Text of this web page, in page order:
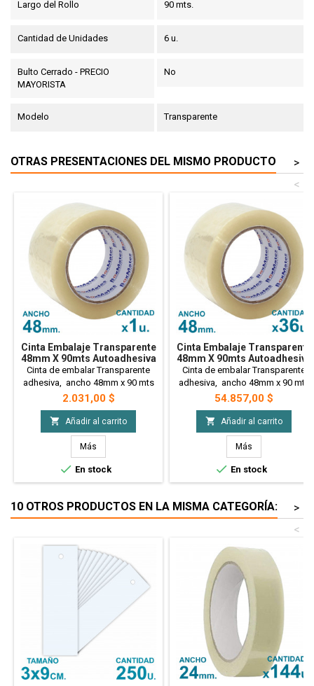
Largo del Rollo 90 mts.
Cantidad de Unidades 6 u.
Bulto Cerrado - PRECIO
MAYORISTA
No
Modelo Transparente
OTRAS PRESENTACIONES DEL MISMO PRODUCTO
>
<
Cinta Embalaje Transparente
48mm X 90mts Autoadhesiva
X1 Uni.
Cinta de embalar Transparente
adhesiva, ancho 48mm x 90 mts
de largo. x 1 unidad
Precio
2.031,00 $
 Añadir al carrito
Más
 En stock
Cinta Embalaje Transparente
48mm X 90mts Autoadhesiva
X36 Uni. PRECIO MAYORISTA
Cinta de embalar Transparente
adhesiva, ancho 48mm x 90 mts
de largo. x 36 unidades. PRECIO
MAYORISTA
Precio
54.857,00 $
 Añadir al carrito
Más
 En stock
10 OTROS PRODUCTOS EN LA MISMA CATEGORÍA:
>
<